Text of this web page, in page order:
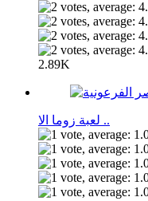
2.89K
لعبة زوما الا ..